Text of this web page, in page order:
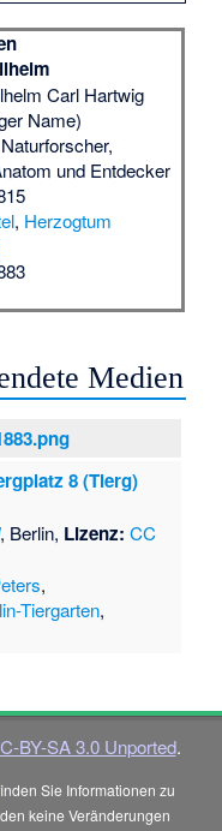
Carl Hartwig
Name)
und Entdecker
, Herzogtum
Medien
8 (Tierg)
, Berlin, Lizenz: CC
,
Tiergarten,
BY-SA 3.0 Unported.
Sie Informationen zu
keine Veränderungen